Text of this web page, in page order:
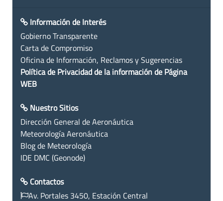
Información de Interés
Gobierno Transparente
Carta de Compromiso
Oficina de Información, Reclamos y Sugerencias
Política de Privacidad de la información de Página
WEB
Nuestro Sitios
Dirección General de Aeronáutica
Meteorología Aeronáutica
Blog de Meteorología
IDE DMC (Geonode)
Contactos
Av. Portales 3450, Estación Central